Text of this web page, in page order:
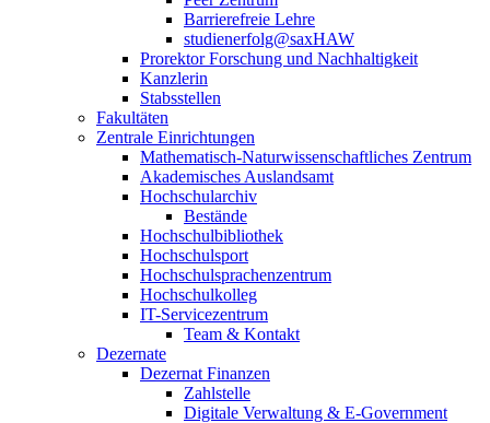
Barrierefreie Lehre
studienerfolg@saxHAW
Prorektor Forschung und Nachhaltigkeit
Kanzlerin
Stabsstellen
Fakultäten
Zentrale Einrichtungen
Mathematisch-Naturwissenschaftliches Zentrum
Akademisches Auslandsamt
Hochschularchiv
Bestände
Hochschulbibliothek
Hochschulsport
Hochschulsprachenzentrum
Hochschulkolleg
IT-Servicezentrum
Team & Kontakt
Dezernate
Dezernat Finanzen
Zahlstelle
Digitale Verwaltung & E-Government